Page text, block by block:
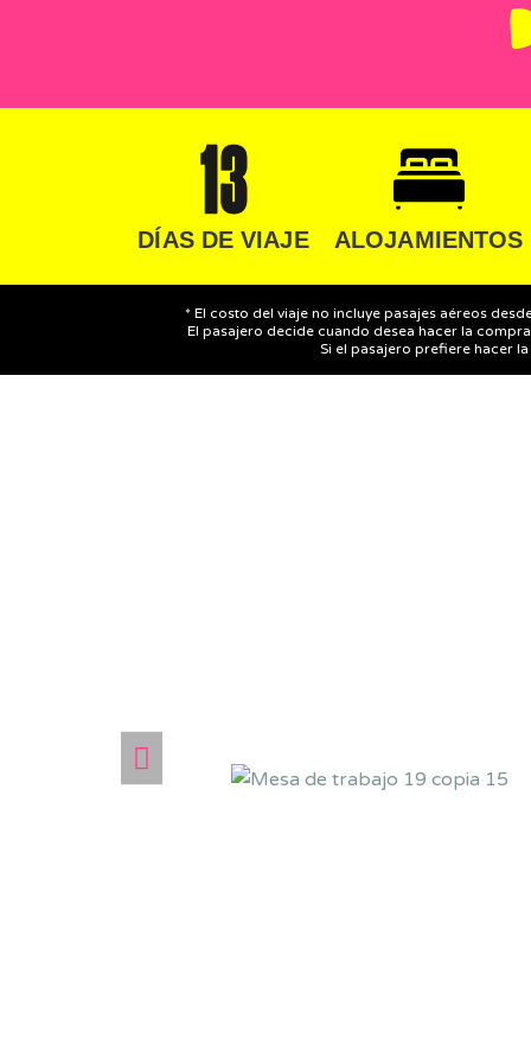
DÍAS DE VIAJE ALOJAMIENTOS
* El costo del viaje no incluye pasajes aéreos
El pasajero decide cuando desea hacer la
Si el pasajero prefiere hacer